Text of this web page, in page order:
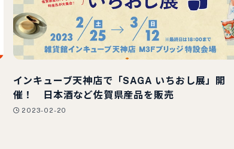
インキューブ天神店で「SAGA いちおし展」開
催！ 日本酒など佐賀県産品を販売
2023-02-20